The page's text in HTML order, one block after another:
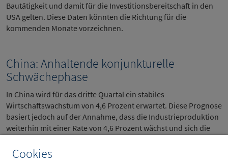
Cookies
Bautätigkeit und damit für die Investitionsbereitschaft in den
USA gelten. Diese Daten könnten die Richtung für die
kommenden Monate vorzeichnen.
China: Anhaltende konjunkturelle
Schwächephase
In China wird für das dritte Quartal ein stabiles
Wirtschaftswachstum von 4,6 Prozent erwartet. Diese Prognose
basiert jedoch auf der Annahme, dass die Industrieproduktion
weiterhin mit einer Rate von 4,6 Prozent wächst und sich die
stiegen, im September auf 2,6 Prozent beschleunigt haben.